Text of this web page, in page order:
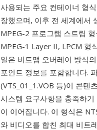
사용되는 주요 컨테이너 형
장했으며, 이후 전 세계에서
MPEG-2 프로그램 스트림
MPEG-1 Layer II, LPCM 형
일은 비트맵 오버레이 방식
포인트 정보를 포함합니다.
(VTS_01_1.VOB 등)이 콘텐
시스템 요구사항을 충족하
이 이어집니다. 이 형식은
와 비디오를 합친 최대 비트